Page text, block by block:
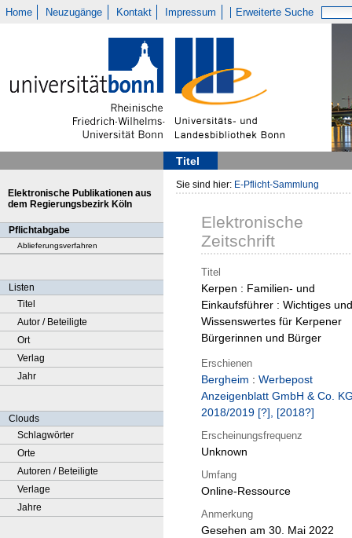
Home Neuzugänge Kontakt Impressum Erweiterte Suche
Titel
Elektronische Publikationen aus
dem Regierungsbezirk Köln
Pflichtabgabe
Ablieferungsverfahren
Listen
Titel
Autor / Beteiligte
Ort
Verlag
Jahr
Clouds
Schlagwörter
Orte
Autoren / Beteiligte
Verlage
Jahre
Sie sind hier: E-Pflicht-Sammlung
Elektronische
Zeitschrift
Titel
Kerpen : Familien- und
Einkaufsführer : Wichtiges und
Wissenswertes für Kerpener
Bürgerinnen und Bürger
Erschienen
Bergheim : Werbepost
Anzeigenblatt GmbH & Co.
2018/2019 [?], [2018?]
Erscheinungsfrequenz
Unknown
Umfang
Online-Ressource
Anmerkung
Gesehen am 30. Mai 2022